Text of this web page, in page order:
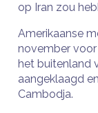
op Iran zou
Amerikaanse
november voor
het buitenland
aangeklaagd
Cambodja.